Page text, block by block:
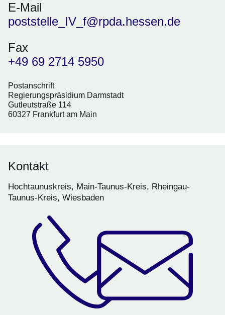
E-Mail
poststelle_IV_f@rpda.hessen.de
Fax
+49 69 2714 5950
Postanschrift
Regierungspräsidium Darmstadt
Gutleutstraße 114
60327 Frankfurt am Main
Kontakt
Hochtaunuskreis, Main-Taunus-Kreis, Rheingau-
Taunus-Kreis, Wiesbaden